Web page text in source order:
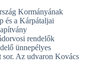
Kormányának
és a Kárpátaljai
rendelők
ünnepélyes
sor. Az udvaron Kovács